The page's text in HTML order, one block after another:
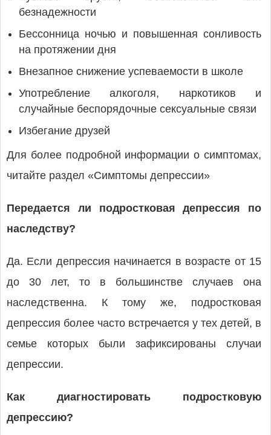
безнадежности
Бессонница ночью и повышенная сонливость
на протяжении дня
Внезапное снижение успеваемости в школе
Употребление алкоголя, наркотиков и
случайные беспорядочные сексуальные связи
Избегание друзей
Для более подробной информации о симптомах,
читайте раздел «Симптомы депрессии»
Передается ли подростковая депрессия по
наследству?
Да. Если депрессия начинается в возрасте от 15
до 30 лет, то в большинстве случаев она
наследственна. К тому же, подростковая
депрессия более часто встречается у тех детей, в
семье которых были зафиксированы случаи
депрессии.
Как диагностировать подростковую
депрессию?